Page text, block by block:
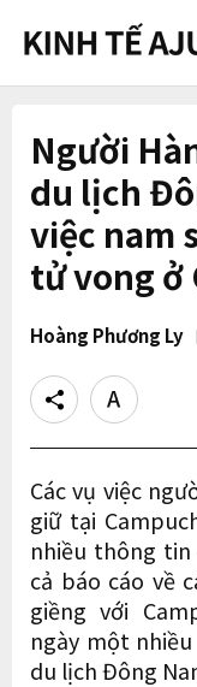
Người
du lịch
việc nam
tử vong ở
Hoàng Phương Ly
Share
Text
size
Các vụ việc
giữ tại
nhiều thông
cả báo cáo về
giềng với
ngày một
du lịch Đông